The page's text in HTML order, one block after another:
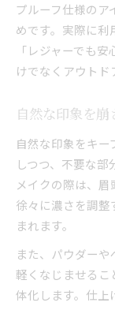
プルーフ仕様のア
めです。実際に利
「レジャーでも
けでなくアウトド
自然な印象を
自然な印象をキ
しつつ、不要な
メイクの際は、
徐々に濃さを調
まれます。
また、パウダー
軽くなじませるこ
体化します。仕上